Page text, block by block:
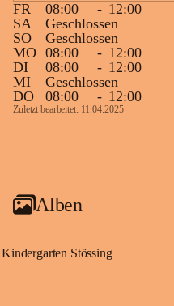
FR
08:00 - 12:00
SA
Geschlossen
SO
Geschlossen
MO 08:00 - 12:00
DI
08:00 - 12:00
MI
Geschlossen
DO
08:00 - 12:00
Zuletzt bearbeitet: 11.04.2025
Alben
Kindergarten Stössing